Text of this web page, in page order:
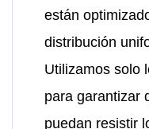
están
distribución
Utilizamos solo
para garantizar
puedan resistir